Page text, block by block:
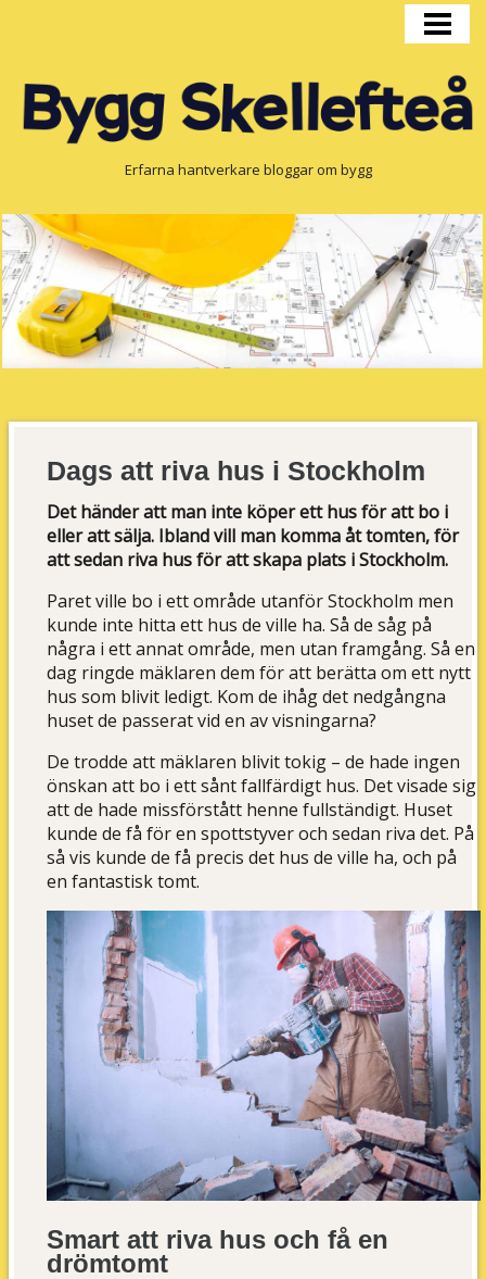
FÖNSTER
Erfarna hantverkare bloggar om bygg
Dags att riva hus i Stockholm
Det händer att man inte köper ett hus för att bo i
eller att sälja. Ibland vill man komma åt tomten, för
att sedan riva hus för att skapa plats i Stockholm.
Paret ville bo i ett område utanför Stockholm men
kunde inte hitta ett hus de ville ha. Så de såg på
några i ett annat område, men utan framgång. Så en
dag ringde mäklaren dem för att berätta om ett nytt
hus som blivit ledigt. Kom de ihåg det nedgångna
huset de passerat vid en av visningarna?
De trodde att mäklaren blivit tokig – de hade ingen
önskan att bo i ett sånt fallfärdigt hus. Det visade sig
att de hade missförstått henne fullständigt. Huset
kunde de få för en spottstyver och sedan riva det. På
så vis kunde de få precis det hus de ville ha, och på
en fantastisk tomt.
Smart att riva hus och få en
drömtomt